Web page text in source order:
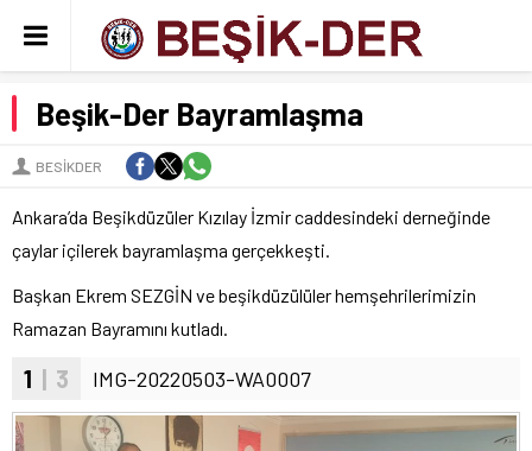
Beşik-Der Bayramlaşma
BESIKDER
Ankara’da Beşikdüzüler Kızılay İzmir caddesindeki derneğinde
çaylar içilerek bayramlaşma gerçekkeşti.
Başkan Ekrem SEZGİN ve beşikdüzülüler hemşehrilerimizin
Ramazan Bayramını kutladı.
1 | 3 IMG-20220503-WA0007